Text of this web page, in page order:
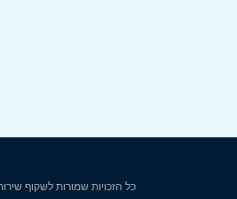
כל הזכויות שמורות לשקוף